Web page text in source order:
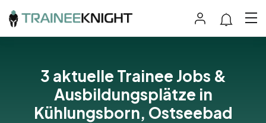
3 aktuelle Trainee Jobs &
Ausbildungsplätze in
Kühlungsborn, Ostseebad